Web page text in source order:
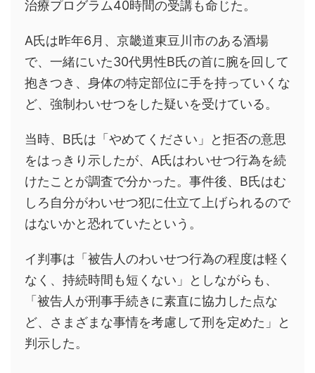
治療プログラム40時間の受講も命じた。
A氏は昨年6月、京畿道東豆川市のある酒場
で、一緒にいた30代男性B氏の首に腕を回して
抱きつき、身体の特定部位に手を持っていくな
ど、強制わいせつをした疑いを受けている。
当時、B氏は「やめてください」と拒否の意思
をはっきり示したが、A氏はわいせつ行為を続
けたことが調査で分かった。事件後、B氏はむ
しろ自分がわいせつ犯に仕立て上げられるので
はないかと恐れていたという。
イ判事は「被告人のわいせつ行為の程度は軽く
なく、持続時間も短くない」としながらも、
「被告人が刑事手続きに素直に協力した点な
ど、さまざまな事情を考慮して刑を定めた」と
判示した。